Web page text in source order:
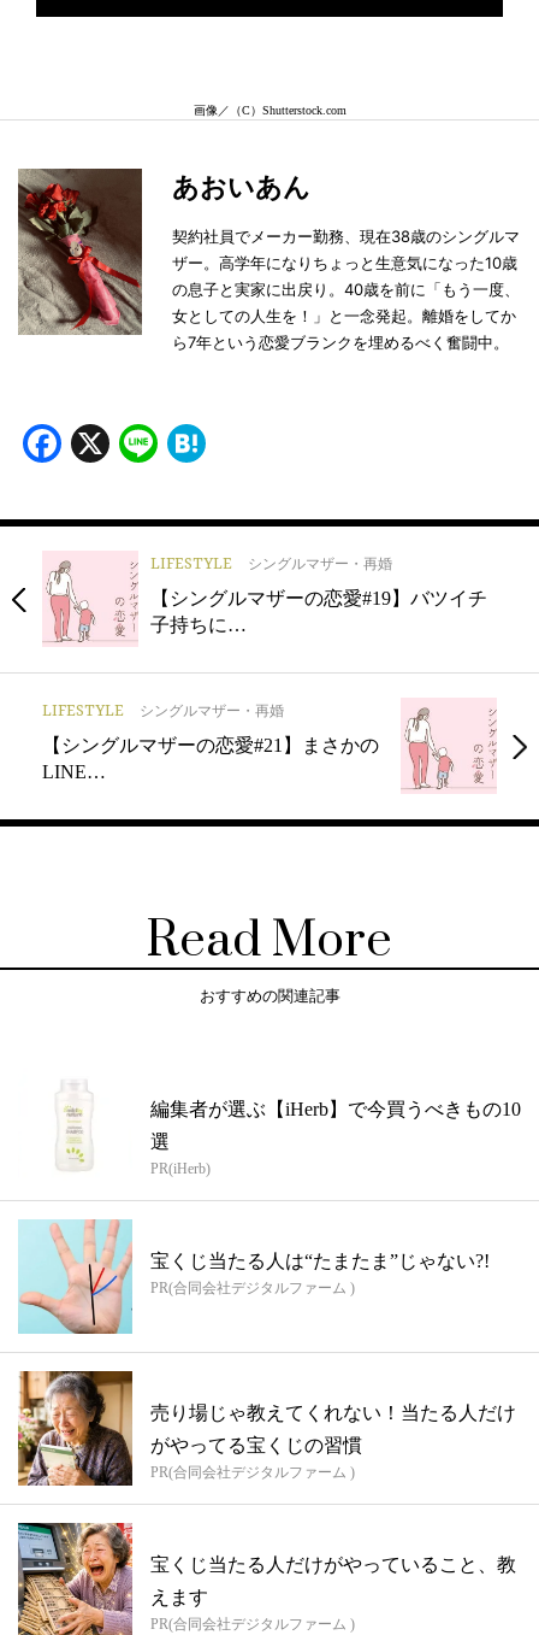
画像／（C）Shutterstock.com
あおいあん
契約社員でメーカー勤務、現在38歳のシングルマ
ザー。高学年になりちょっと生意気になった10歳
の息子と実家に出戻り。40歳を前に「もう一度、
女としての人生を！」と一念発起。離婚をしてか
ら7年という恋愛ブランクを埋めるべく奮闘中。
Facebook
X Line
LIFESTYLE シングルマザー・再婚
【シングルマザーの恋愛#19】バツイチ
子持ちに…
LIFESTYLE シングルマザー・再婚
【シングルマザーの恋愛#21】まさかの
LINE…
Read More
おすすめの関連記事
編集者が選ぶ【iHerb】で今買うべきもの10
選
PR(iHerb)
宝くじ当たる人は“たまたま”じゃない?!
PR(合同会社デジタルファーム )
売り場じゃ教えてくれない！当たる人だけ
がやってる宝くじの習慣
PR(合同会社デジタルファーム )
宝くじ当たる人だけがやっていること、教
えます
PR(合同会社デジタルファーム )